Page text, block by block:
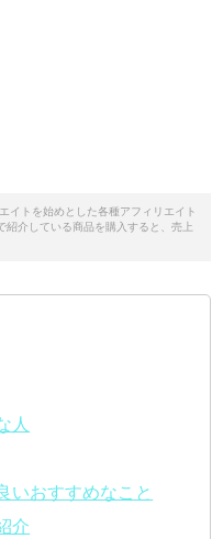
イトを始めとした各種アフィリエイト
紹介している商品を購入すると、売上
人
いおすすめなこと
介